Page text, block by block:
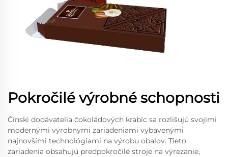
Pokročilé výrobné schopnosti
Čínski dodávatelia čokoládových krabíc sa rozlišujú svojimi
modernými výrobnymi zariadeniami vybavenými
najnovšími technológiami na výrobu obalov. Tieto
zariadenia obsahujú predpokročilé stroje na výrezanie,